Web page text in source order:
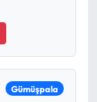
Gümüşpala